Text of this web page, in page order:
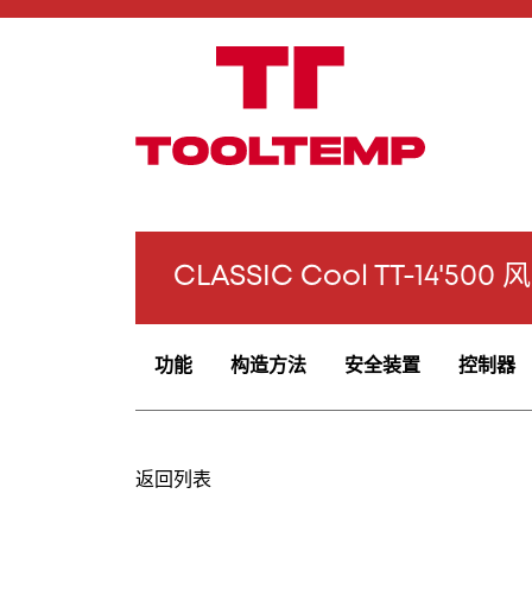
CLASSIC Cool TT-14'500
功能 构造方法 安全装置 控制器
返回列表